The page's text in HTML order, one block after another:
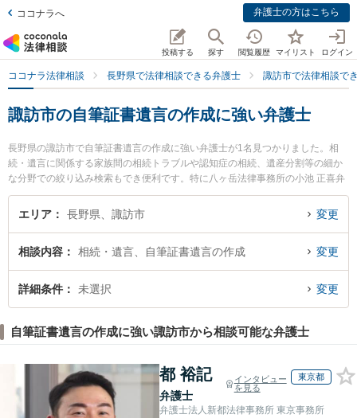
ココナラへ 弁護士の方はこちら
投稿する 探す 閲覧履歴 マイリスト ログイン
ココナラ法律相談 長野県で法律相談できる弁護士 諏訪市で法律相談で
諏訪市の自筆証書遺言の作成に強い弁護士
長野県の諏訪市で自筆証書遺言の作成に強い弁護士が1名見つかりました。相
続・遺言に関係する家族間の相続トラブルや認知症の相続、遺産分割等の細か
な分野での絞り込み検索もでき便利です。特に八ヶ岳法律事務所の小池 正喜弁
護士のプロフィール情報や弁護士費用、強みなどが注目されています。『諏訪
市で土日や夜間に発生した自筆証書遺言の作成のトラブルを今すぐに弁護士に
内の弁護士に相談予約したい』などでお困りの相談者さんにおすすめです。
エリア 長野県、諏訪市 変更
相談内容 相続・遺言、自筆証書遺言の作成 変更
詳細条件 未選択 変更
自筆証書遺言の作成に強い諏訪市から相談可能な弁護士
都 裕記
弁護士
インタビュー
を見る
東京都
弁護士法人新都法律事務所 東京事務所